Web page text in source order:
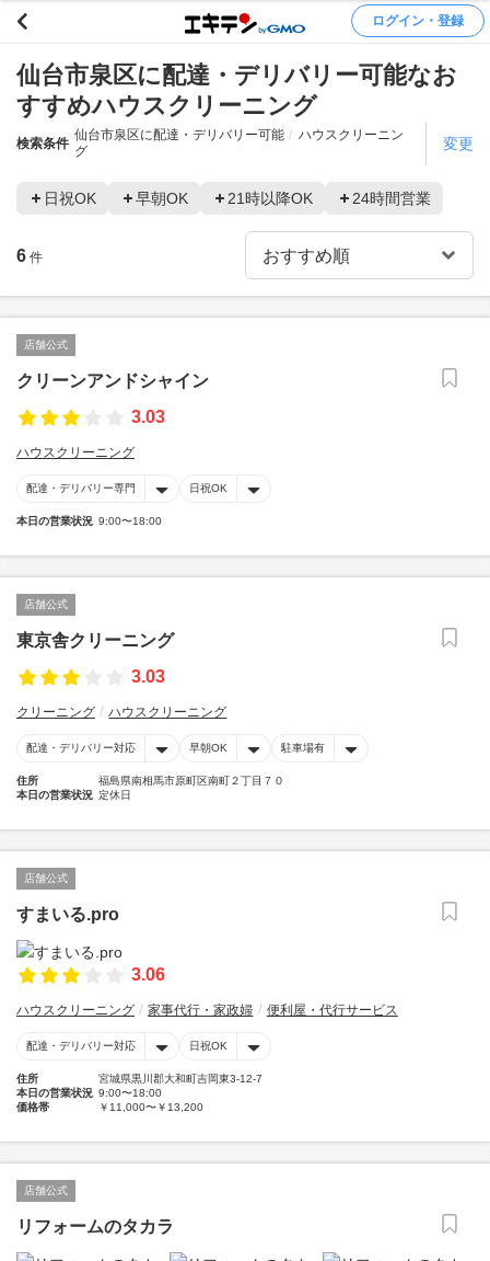
ログイン・登録
仙台市泉区に配達・デリバリー可能なお
すすめハウスクリーニング
検索条件
仙台市泉区に配達・デリバリー可能
ハウスクリーニン
グ
変更
日祝OK 早朝OK 21時以降OK 24時間営業
6 件
店舗公式
クリーンアンドシャイン
3.03
ハウスクリーニング
配達・デリバリー専門 日祝OK
本日の営業状況 9:00〜18:00
店舗公式
東京舎クリーニング
3.03
クリーニング ハウスクリーニング
配達・デリバリー対応 早朝OK 駐車場有
住所
福島県南相馬市原町区南町２丁目７０
本日の営業状況 定休日
店舗公式
すまいる.pro
3.06
ハウスクリーニング 家事代行・家政婦 便利屋・代行サービス
配達・デリバリー対応 日祝OK
住所
宮城県黒川郡大和町吉岡東3-12-7
本日の営業状況 9:00〜18:00
価格帯
￥11,000〜￥13,200
店舗公式
リフォームのタカラ